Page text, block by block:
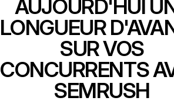
AUJOURD'HUI
LONGUEUR
SUR VOS
CONCURRENTS
SEMRUSH